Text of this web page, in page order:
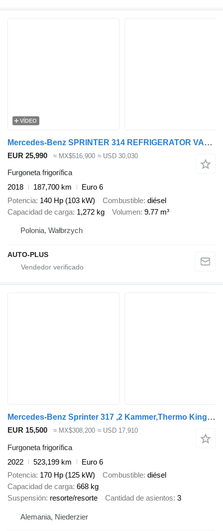
VÍDEO
Mercedes-Benz SPRINTER 314 REFRIGERATOR VAN 4*C CRUISE CONTROL AIR CONDITIONIN
EUR 25,990 ≈ MX$516,900 ≈ USD 30,030
Furgoneta frigorífica
2018
187,700 km
Euro 6
Potencia 140 Hp (103 kW) Combustible diésel
Capacidad de carga 1,272 kg Volumen 9.77 m³
Polonia, Wałbrzych
AUTO-PLUS
Mercedes-Benz Sprinter 317 ,2 Kammer,Thermo King V300 SP,Euro6
EUR 15,500 ≈ MX$308,200 ≈ USD 17,910
Furgoneta frigorífica
2022
523,199 km
Euro 6
Potencia 170 Hp (125 kW) Combustible diésel
Capacidad de carga 668 kg
Suspensión resorte/resorte Cantidad de asientos 3
Alemania, Niederzier